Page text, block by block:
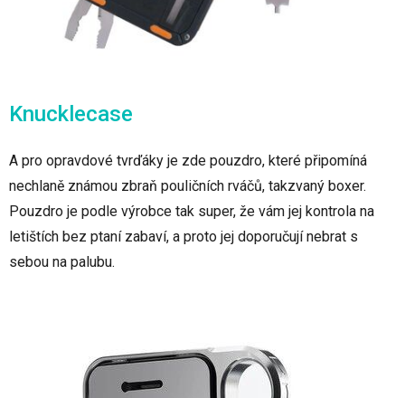
Knucklecase
A pro opravdové tvrďáky je zde pouzdro, které připomíná
nechlaně známou zbraň pouličních rváčů, takzvaný boxer.
Pouzdro je podle výrobce tak super, že vám jej kontrola na
letištích bez ptaní zabaví, a proto jej doporučují nebrat s
sebou na palubu.